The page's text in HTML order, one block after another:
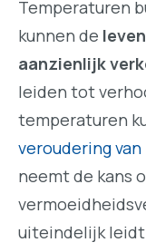
Temperaturen
kunnen de
aanzienlijk
leiden tot
temperaturen
veroudering van
neemt de kans
uiteindelijk